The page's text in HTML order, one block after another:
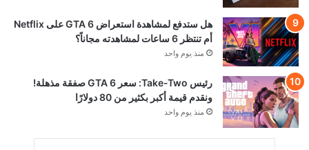
هل ستدفع لمشاهدة استعراض GTA 6 على Netflix
أم تنتظر 6 ساعات لمشاهدته مجاناً؟
منذ يوم واحد
رئيس Take-Two: سعر GTA 6 صفقة مذهلة!
ونقدم قيمة أكبر بكثير من 80 دولارًا
منذ يوم واحد